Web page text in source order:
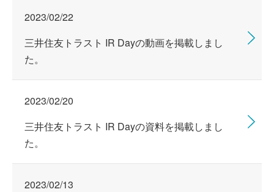
2023/02/22
三井住友トラスト IR Dayの動画を掲載しまし
た。
2023/02/20
三井住友トラスト IR Dayの資料を掲載しまし
た。
2023/02/13